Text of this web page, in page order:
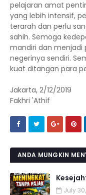
pelajaran amat
yang lebih intensif,
terarah dan perlu
sahih. Semoga
mandiri dan menjadi
negerinya sendiri.
kuat ditangan para
Jakarta, 2/12/2019
Fakhri 'Athif
ANDA MUNGKIN
July